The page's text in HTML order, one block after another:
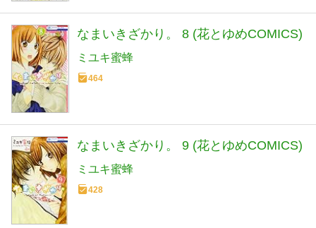
なまいきざかり。 8 (花とゆめCOMICS)
ミユキ蜜蜂
464
なまいきざかり。 9 (花とゆめCOMICS)
ミユキ蜜蜂
428